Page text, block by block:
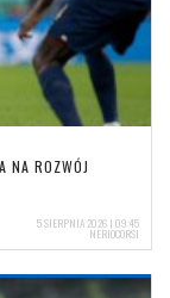
NA ROZWÓJ
5 SIERPNIA 2026 | 09:45
NERIOCORSI